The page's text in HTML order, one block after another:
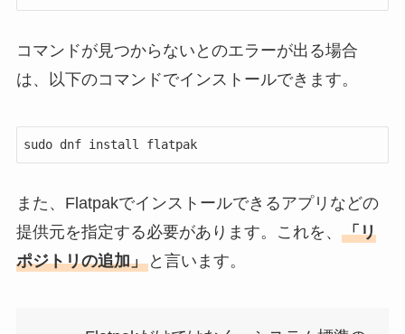
コマンドが見つからないとのエラーが出る場合
は、以下のコマンドでインストールできます。
sudo dnf install flatpak
また、Flatpakでインストールできるアプリなどの
提供元を指定する必要があります。これを、 「リ
ポジトリの追加」と言います。